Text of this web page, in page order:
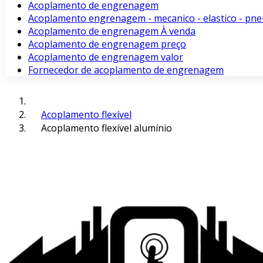
Acoplamento de engrenagem
Acoplamento engrenagem - mecanico - elastico -
Acoplamento de engrenagem À venda
Acoplamento de engrenagem preço
Acoplamento de engrenagem valor
Fornecedor de acoplamento de engrenagem
Acoplamento flexível
Acoplamento flexível alumínio